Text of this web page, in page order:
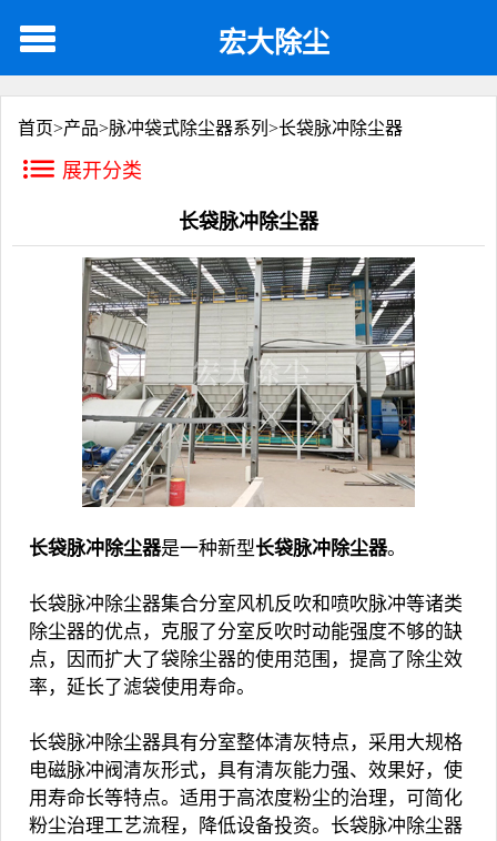
宏大除尘
首页>产品>脉冲袋式除尘器系列 >长袋脉冲除尘器
展开分类
长袋脉冲除尘器
长袋脉冲除尘器是一种新型长袋脉冲除尘器。
长袋脉冲除尘器集合分室风机反吹和喷吹脉冲等诸类
除尘器的优点，克服了分室反吹时动能强度不够的缺
点，因而扩大了袋除尘器的使用范围，提高了除尘效
率，延长了滤袋使用寿命。
长袋脉冲除尘器具有分室整体清灰特点，采用大规格
电磁脉冲阀清灰形式，具有清灰能力强、效果好，使
用寿命长等特点。适用于高浓度粉尘的治理，可简化
粉尘治理工艺流程，降低设备投资。长袋脉冲除尘器